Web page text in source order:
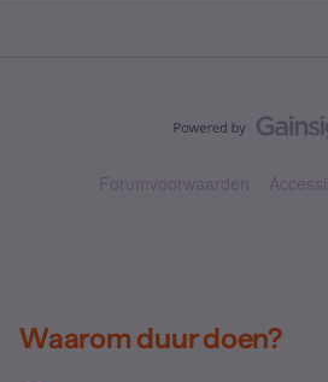
Forumvoorwaarden
Waarom duur doen?